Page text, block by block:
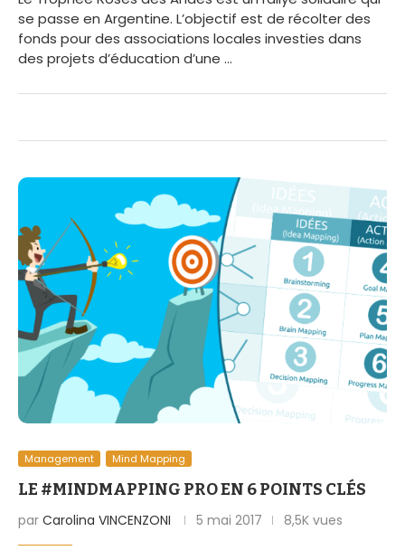
se passe en Argentine. L’objectif est de récolter des
fonds pour des associations locales investies dans
des projets d’éducation d’une …
Management Mind Mapping
LE #MINDMAPPING PRO EN 6 POINTS CLÉS
par Carolina VINCENZONI 5 mai 2017 8,5K vues